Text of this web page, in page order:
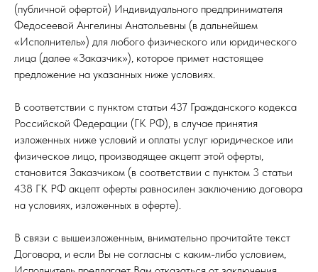
(публичной офертой) Индивидуального предпринимателя
Федосеевой Ангелины Анатольевны (в дальнейшем
«Исполнитель») для любого физического или юридического
лица (далее «Заказчик»), которое примет настоящее
предложение на указанных ниже условиях.
В соответствии с пунктом статьи 437 Гражданского кодекса
Российской Федерации (ГК РФ), в случае принятия
изложенных ниже условий и оплаты услуг юридическое или
физическое лицо, производящее акцепт этой оферты,
становится Заказчиком (в соответствии с пунктом 3 статьи
438 ГК РФ акцепт оферты равносилен заключению договора
на условиях, изложенных в оферте).
В связи с вышеизложенным, внимательно прочитайте текст
Договора, и если Вы не согласны с каким-либо условием,